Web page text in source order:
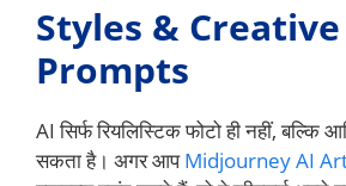
Styles & Creative
Prompts
AI सिर्फ रियलिस्टिक फोटो ही नहीं, बल्कि
सकता है। अगर आपMidjourney AI